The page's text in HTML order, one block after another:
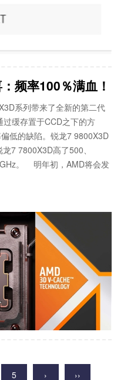
频率100％满血！
系列带来了全新的第二代
缓存置于CCD之下的方
低的缺陷。锐龙7 9800X3D
7 7800X3D高了500、
。 明年初，AMD将会发
5 › ››